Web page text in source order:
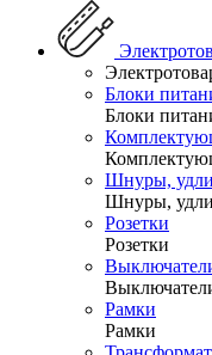
Блоки
Блоки
Шнуры,
Шнуры,
Розетки
Розетки
Рамки
Рамки